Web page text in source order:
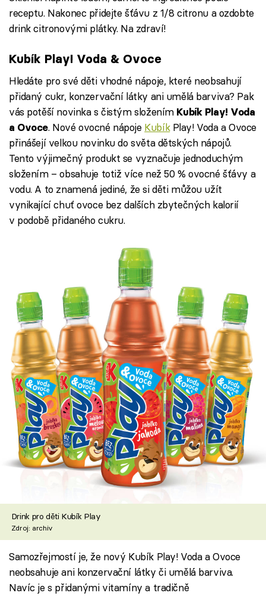
receptu. Nakonec přidejte šťávu z 1/8 citronu a ozdobte
drink citronovými plátky. Na zdraví!
Kubík Play! Voda & Ovoce
Hledáte pro své děti vhodné nápoje, které neobsahují
přidaný cukr, konzervační látky ani umělá barviva? Pak
vás potěší novinka s čistým složením Kubík Play! Voda
a Ovoce. Nové ovocné nápoje KubíkPlay! Voda a Ovoce
přinášejí velkou novinku do světa dětských nápojů.
Tento výjimečný produkt se vyznačuje jednoduchým
složením – obsahuje totiž více než 50 % ovocné šťávy a
vodu. A to znamená jediné, že si děti můžou užít
vynikající chuť ovoce bez dalších zbytečných kalorií
v podobě přidaného cukru.
Drink pro děti Kubík Play
Zdroj: archiv
Samozřejmostí je, že nový Kubík Play! Voda a Ovoce
neobsahuje ani konzervační látky či umělá barviva.
Navíc je s přidanými vitamíny a tradičně